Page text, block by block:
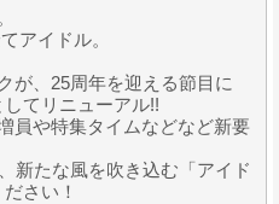
アイドル。
が、25周年を迎える節目に
してリニューアル!!
員や特集タイムなどなど新要
新たな風を吹き込む「アイド
さい！